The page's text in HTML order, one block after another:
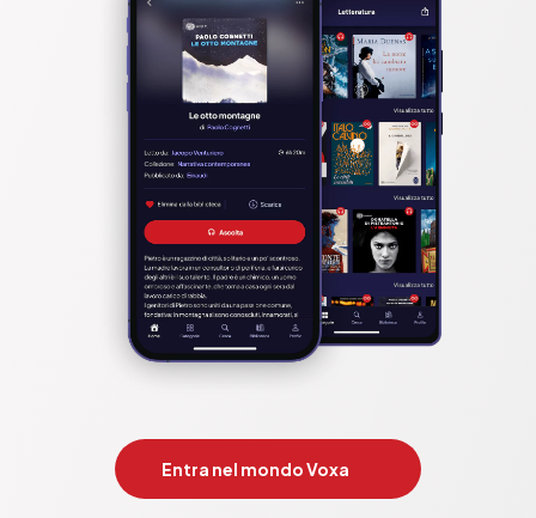
Entra nel mondo Voxa